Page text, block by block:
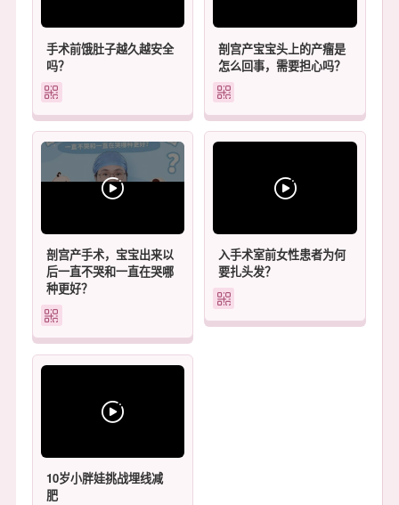
手术前饿肚子越久越安全
吗？
剖宫产宝宝头上的产瘤是
怎么回事，需要担心吗？
剖宫产手术，宝宝出来以
后一直不哭和一直在哭哪
种更好？
入手术室前女性患者为何
要扎头发？
10岁小胖娃挑战埋线减
肥